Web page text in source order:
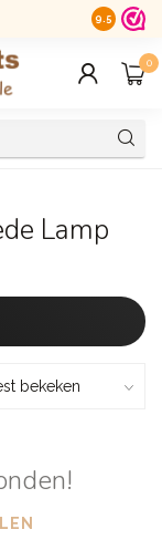
14 dagen
9.5
0
Lamp